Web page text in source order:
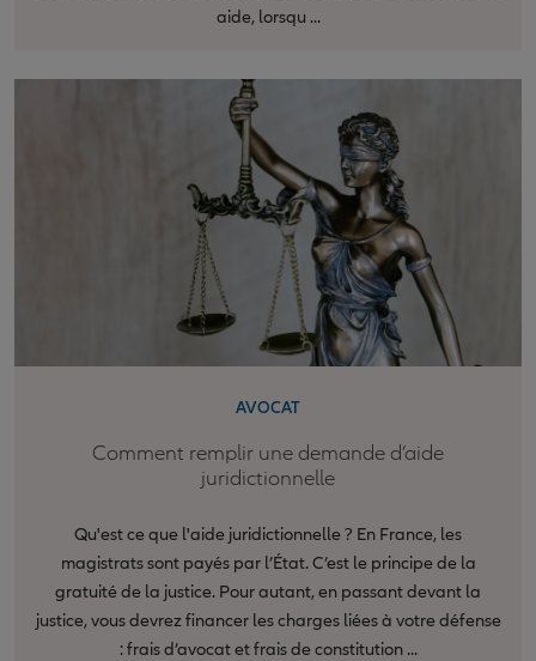
aide, lorsqu ...
AVOCAT
Comment remplir une demande d’aide
juridictionnelle
Qu'est ce que l'aide juridictionnelle ? En France, les
magistrats sont payés par l’État. C’est le principe de la
gratuité de la justice. Pour autant, en passant devant la
justice, vous devrez financer les charges liées à votre défense
: frais d’avocat et frais de constitution ...